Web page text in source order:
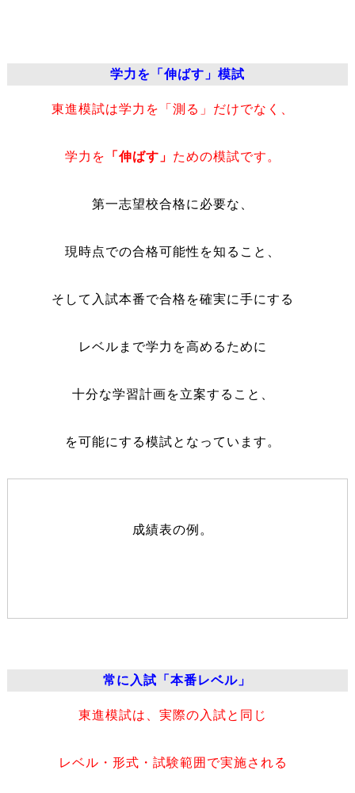
学力を「伸ばす」模試
東進模試は学力を「測る」だけでなく、
学力を 「伸ばす」 ための模試です。
第一志望校合格に必要な、
現時点での合格可能性を知ること、
そして入試本番で合格を確実に手にする
レベルまで学力を高めるために
十分な学習計画を立案すること、
を可能にする模試となっています。
成績表の例。
常に入試「本番レベル」
東進模試は、実際の入試と同じ
レベル・形式・試験範囲で実施される